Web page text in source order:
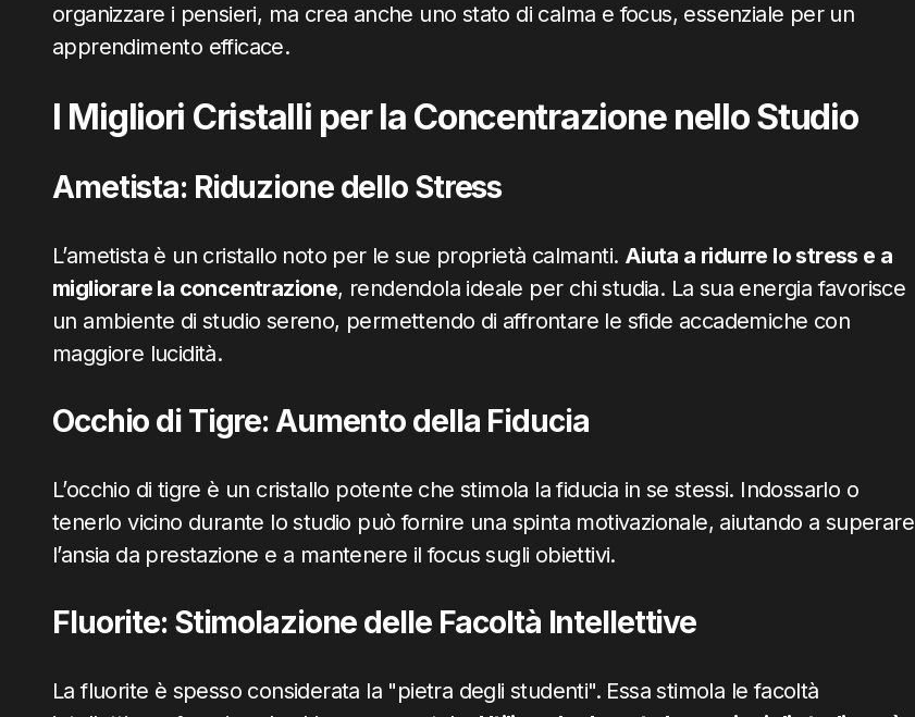
organizzare i pensieri, ma crea anche uno stato di calma e focus, essenziale per un
apprendimento efficace.
I Migliori Cristalli per la Concentrazione nello Studio
Ametista: Riduzione dello Stress
L’ametista è un cristallo noto per le sue proprietà calmanti. Aiuta a ridurre lo stress e a
migliorare la concentrazione, rendendola ideale per chi studia. La sua energia favorisce
un ambiente di studio sereno, permettendo di affrontare le sfide accademiche con
maggiore lucidità.
Occhio di Tigre: Aumento della Fiducia
L’occhio di tigre è un cristallo potente che stimola la fiducia in se stessi. Indossarlo o
tenerlo vicino durante lo studio può fornire una spinta motivazionale, aiutando a superare
l’ansia da prestazione e a mantenere il focus sugli obiettivi.
Fluorite: Stimolazione delle Facoltà Intellettive
La fluorite è spesso considerata la "pietra degli studenti". Essa stimola le facoltà